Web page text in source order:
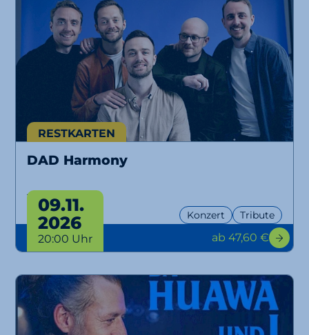
RESTKARTEN
DAD Harmony
Tour 2026
Konzert Tribute
09.11.
2026
20:00 Uhr ab 47,60 €